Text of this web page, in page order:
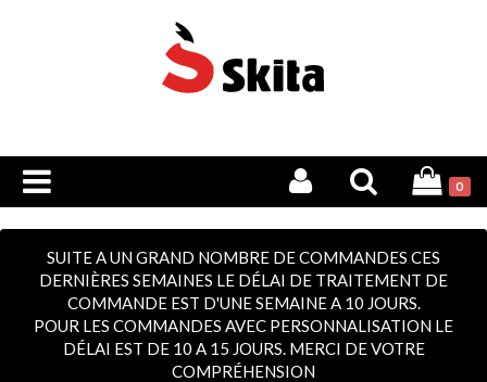
0
SUITE A UN GRAND NOMBRE DE COMMANDES CES
DERNIÈRES SEMAINES LE DÉLAI DE TRAITEMENT DE
COMMANDE EST D'UNE SEMAINE A 10 JOURS.
POUR LES COMMANDES AVEC PERSONNALISATION LE
DÉLAI EST DE 10 A 15 JOURS. MERCI DE VOTRE
COMPRÉHENSION